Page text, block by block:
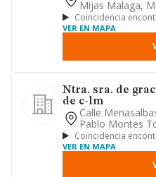
Mijas Malaga,
Coincidencia
VER EN MAPA
Ntra. sra. de
de c-lm
Calle
Pablo Montes
Coincidencia
VER EN MAPA